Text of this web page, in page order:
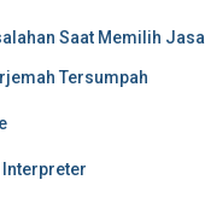
Saat Memilih Jasa
Tersumpah